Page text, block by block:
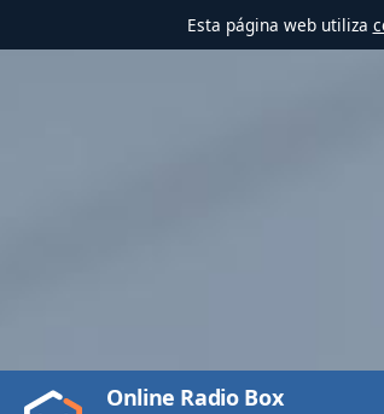
Esta página web utiliza
Video
Play
Online Radio Box